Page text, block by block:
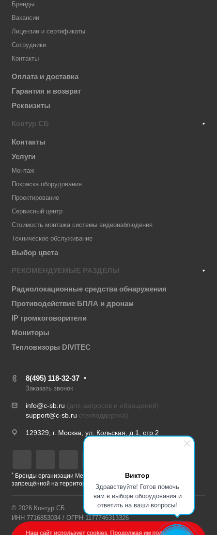
Виктор
Здравствуйте! Готов помочь
вам в выборе оборудования и
ответить на ваши вопросы!
Бренды
Вакансии
Лицензии и сертификаты
Сотрудники
Контакты
Оплата и доставка
Гарантия и возврат
Реквизиты
Контур СБ
Контакты
Услуги
Монтаж
Покраска оборудования
Проектирование
Сервисный центр
Стоимость монтажа системы видеонаблюдения
Техническое обслуживание
Выбор цвета
РЕКОМЕНДУЕМЫЕ РАЗДЕЛЫ
Радиолокационные средства обнаружения
Противодействие БПЛА и дронам
IP громкоговорители
Мониторы
Тепловизоры DIVITEC
8(495) 118-32-37
Заказать звонок
info@c-sb.ru (для запросов и обращений)
support@c-sb.ru (техподдержка)
129329, г. Москва, ул. Кольская, д.1, стр.2
* Бренды организации Meta, признанной экстремистской и
запрещённой на территории РФ
© 2026 Контур СБ
ИНН 7716853034 / ОГРН 1177746313326
Наш сайт использует cookies. Продолжая им пользоваться,